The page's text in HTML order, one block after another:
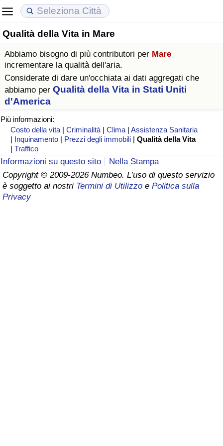
Qualità della Vita in Mare
Abbiamo bisogno di più contributori per Mare
incrementare la qualità dell'aria.
Considerate di dare un'occhiata ai dati aggregati che
abbiamo per Qualità della Vita in Stati Uniti
d'America
Più informazioni:
Costo della vita |Criminalità |Clima |Assistenza Sanitaria
| Inquinamento | Prezzi degli immobili |Qualità della Vita
|Traffico
Informazioni su questo sito
Nella Stampa
Copyright © 2009-2026 Numbeo. L’uso di questo servizio
è soggetto ai nostri Termini di Utilizzo e Politica sulla
Privacy
Costo della vita
Indice Del Costo Della Vita (corrente)
Indice Del Costo Della Vita
ad Aqaba
Prezzi degli immobili
Indice del Prezzo delle Case (Corrente)
Indice del Prezzo delle Case
Qualità della Vita
Indice della Qualità della Vita
Indice della Qualità della Vita (Corrente)
Criminalità
Indice del Tasso di Criminalità (Corrente)
Indice della Criminalità